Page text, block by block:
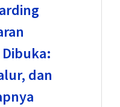
Dibuka:
dan